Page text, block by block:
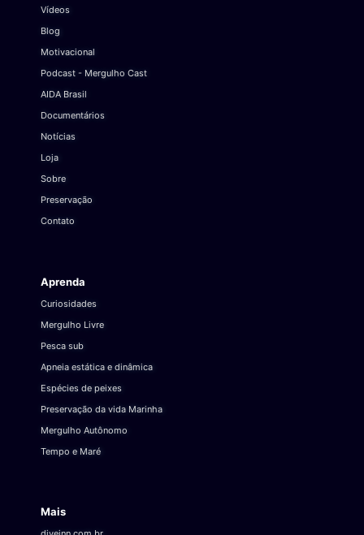
Vídeos
Blog
Motivacional
Podcast - Mergulho Cast
AIDA Brasil
Documentários
Notícias
Loja
Sobre
Preservação
Contato
Aprenda
Curiosidades
Mergulho Livre
Pesca sub
Apneia estática e dinâmica
Espécies de peixes
Preservação da vida Marinha
Mergulho Autônomo
Tempo e Maré
Mais